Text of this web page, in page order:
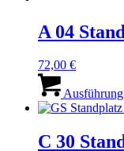
A 04
72,00 €
C 30